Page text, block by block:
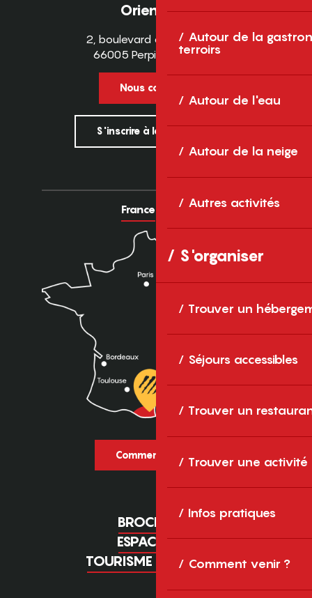
Autour de la
terroirs
Autour de l'eau
Autour de la neige
Autres activités
S'organiser
Trouver un
Séjours accessibles
Trouver un
Trouver une activité
Infos pratiques
Comment venir ?
Orientales
2, boulevard des Pyrénées
66005 Perpignan Cedex
Nous contacter
S'inscrire à la newsletter
France Europe
Comment venir ?
BROCHURES
ESPACE PRO
TOURISME D'AFFAIRES